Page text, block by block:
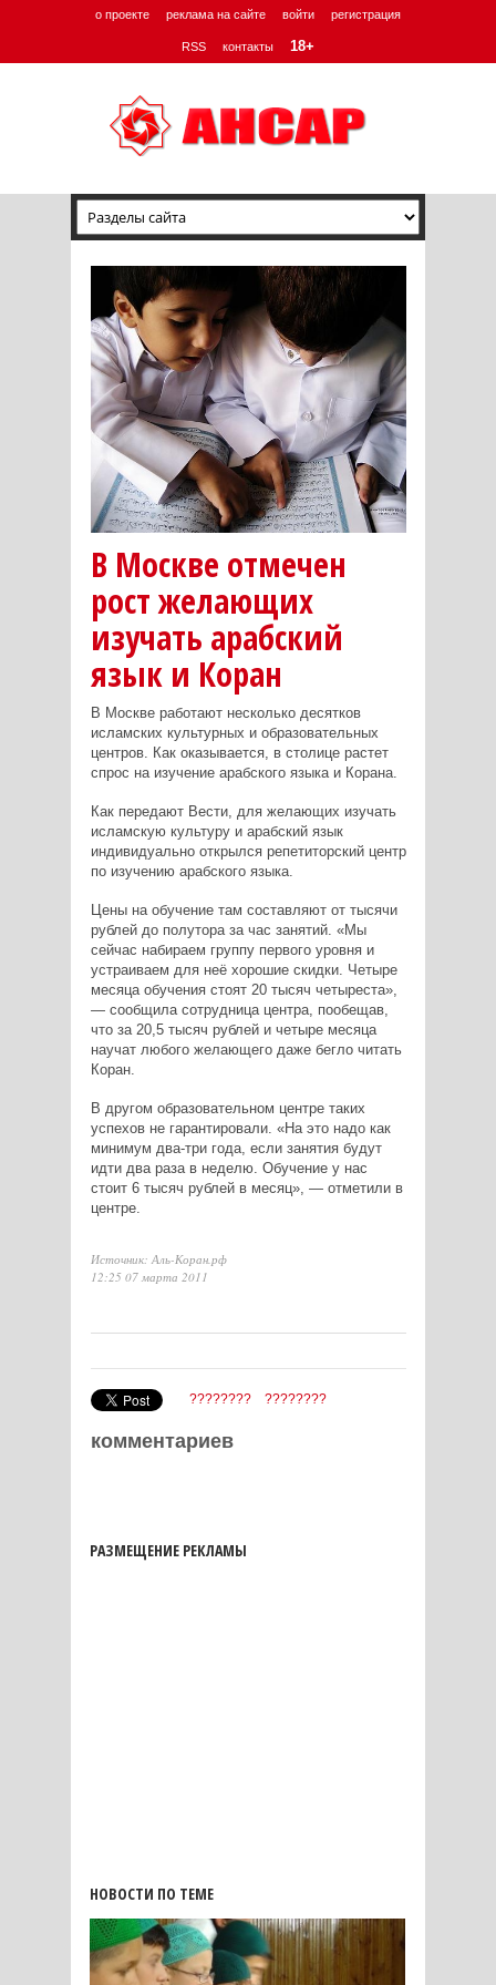
о проекте реклама на сайте войти регистрация
RSS контакты 18+
В Москве отмечен
рост желающих
изучать арабский
язык и Коран
В Москве работают несколько десятков
исламских культурных и образовательных
центров. Как оказывается, в столице растет
спрос на изучение арабского языка и Корана.
Как передают Вести, для желающих изучать
исламскую культуру и арабский язык
индивидуально открылся репетиторский центр
по изучению арабского языка.
Цены на обучение там составляют от тысячи
рублей до полутора за час занятий. «Мы
сейчас набираем группу первого уровня и
устраиваем для неё хорошие скидки. Четыре
месяца обучения стоят 20 тысяч четыреста»,
— сообщила сотрудница центра, пообещав,
что за 20,5 тысяч рублей и четыре месяца
научат любого желающего даже бегло читать
Коран.
В другом образовательном центре таких
успехов не гарантировали. «На это надо как
минимум два-три года, если занятия будут
идти два раза в неделю. Обучение у нас
стоит 6 тысяч рублей в месяц», — отметили в
центре.
Источник: Аль-Коран.рф
12:25 07 марта 2011
???????? ????????
комментариев
РАЗМЕЩЕНИЕ РЕКЛАМЫ
НОВОСТИ ПО ТЕМЕ